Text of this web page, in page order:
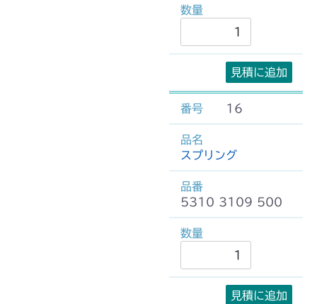
見積に追加
16
スプリング
5310 3109 500
見積に追加